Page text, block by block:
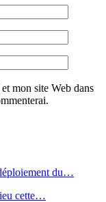
mon site Web dans
du…
cette…